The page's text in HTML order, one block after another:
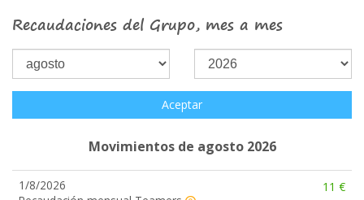
Recaudaciones del Grupo, mes a mes
Aceptar
Movimientos de agosto 2026
1/8/2026
11 €